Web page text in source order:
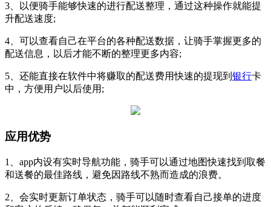
3、以便骑手能够快速的进行配送整理，通过这种操作就能提
升配送速度;
4、可以查看自己在平台的各种配送数据，让骑手掌握更多的
配送信息，以后才能不断的整理更多内容;
5、还能直接在软件中将赚取的配送费用快速的提现到 银行卡
中，方便用户以后使用;
应用优势
1、app内设有实时导航功能，骑手可以通过地图快速找到取餐
和送餐的最佳路线，避免因路线不熟而造成的浪费。
2、会实时更新订单状态，骑手可以随时查看自己接单的进度